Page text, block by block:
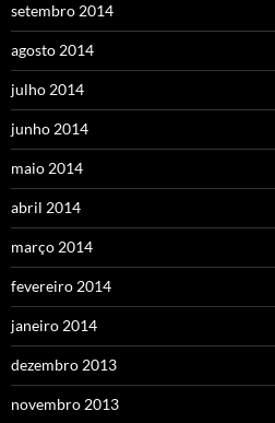
setembro 2014
agosto 2014
julho 2014
junho 2014
maio 2014
abril 2014
março 2014
fevereiro 2014
janeiro 2014
dezembro 2013
novembro 2013